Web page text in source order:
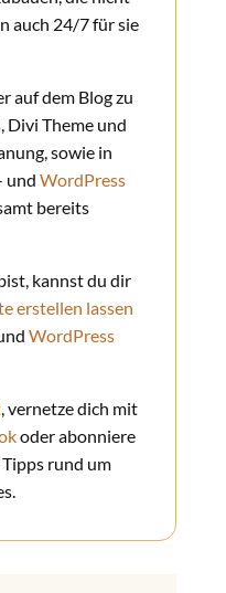
auch 24/7 für sie
auf dem Blog zu
Divi Theme und
sowie in
und WordPress
bereits
kannst du dir
erstellen lassen
WordPress
, vernetze dich mit
oder abonniere
rund um